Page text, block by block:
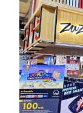
会社概要